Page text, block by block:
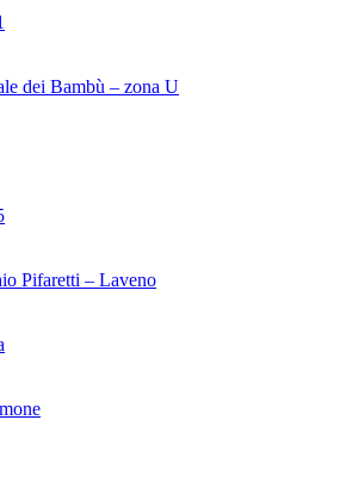
dei Bambù – zona U
Pifaretti – Laveno